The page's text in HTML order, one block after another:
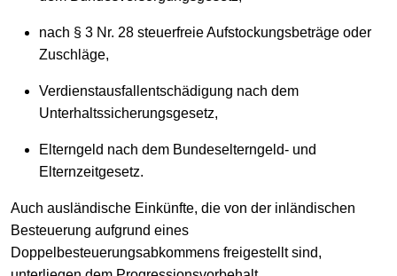
nach § 3 Nr. 28 steuerfreie Aufstockungsbeträge oder
Zuschläge,
Verdienstausfallentschädigung nach dem
Unterhaltssicherungsgesetz,
Elterngeld nach dem Bundeselterngeld- und
Elternzeitgesetz.
Auch ausländische Einkünfte, die von der inländischen
Besteuerung aufgrund eines
Doppelbesteuerungsabkommens freigestellt sind,